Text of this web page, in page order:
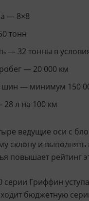
— 8×8
тонн
— 32 тонны в
— 20 000 км
шин — минимум 150
л на 100 км
ведущие оси с
склону и
повышает рейтинг
серии Гриффин
бюджетную